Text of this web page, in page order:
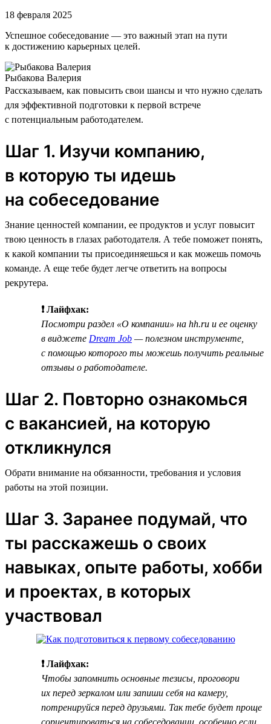
18 февраля 2025
Успешное собеседование — это важный этап на пути
к достижению карьерных целей.
Рыбакова Валерия
Рассказываем, как повысить свои шансы и что нужно сделать
для эффективной подготовки к первой встрече
с потенциальным работодателем.
Шаг 1. Изучи компанию,
в которую ты идешь
на собеседование
Знание ценностей компании, ее продуктов и услуг повысит
твою ценность в глазах работодателя. А тебе поможет понять,
к какой компании ты присоединяешься и как можешь помочь
команде. А еще тебе будет легче ответить на вопросы
рекрутера.
❗ Лайфхак:
Посмотри раздел «О компании» на hh.ru и ее оценку
в виджете Dream Job — полезном инструменте,
с помощью которого ты можешь получить реальные
отзывы о работодателе.
Шаг 2. Повторно ознакомься
с вакансией, на которую
откликнулся
Обрати внимание на обязанности, требования и условия
работы на этой позиции.
Шаг 3. Заранее подумай, что
ты расскажешь о своих
навыках, опыте работы, хобби
и проектах, в которых
участвовал
❗ Лайфхак:
Чтобы запомнить основные тезисы, проговори
их перед зеркалом или запиши себя на камеру,
потренируйся перед друзьями. Так тебе будет проще
сориентироваться на собеседовании, особенно если